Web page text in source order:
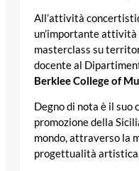
All’attività
un’importante
masterclass su
docente al
Berklee College of
Degno di nota è il
promozione della
mondo, attraverso la
progettualità